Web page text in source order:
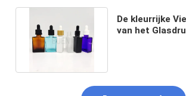
De kleurrijke
van het